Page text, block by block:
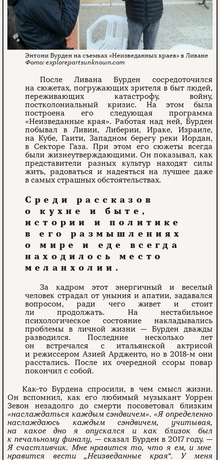
Энтони Бурден на съемках «Неизведанных краев» в Ливане
explorepartsunknown.com
После Ливана Бурден сосредоточился
на сюжетах, погружающих зрителя в быт людей,
переживающих катастрофу, войну,
постколониальный кризис. На этом была
построена его следующая программа
«Неизведанные края». Работая над ней, Бурден
побывал в Ливии, Либерии, Ираке, Израиле,
на Кубе, Гаити, Западном берегу реки Иордан,
в Секторе Газа. При этом его сюжеты всегда
были жизнеутверждающими. Он показывал, как
представители разных культур находят силы
жить, радоваться и надеяться на лучшее даже
в самых страшных обстоятельствах.
Среди рассказов
о кухне и быте,
истории и политике
в его размышлениях
о мире и еде всегда
находилось место
меланхолии.
За кадром этот энергичный и веселый
человек страдал от уныния и апатии, задавался
вопросом, ради чего живет и стоит
ли продолжать. На нестабильное
психологическое состояние накладывались
проблемы в личной жизни — Бурден дважды
разводился. Последние несколько лет
он встречался с итальянской актрисой
и режиссером Азией Ардженто, но в 2018-м они
расстались. После их очередной ссоры повар
покончил с собой.
Как-то Бурдена спросили, в чем смысл жизни.
Он вспомнил, как его любимый музыкант Уоррен
Зевон незадолго до смерти посоветовал близким
«наслаждаться каждым сэндвичем». «Я определенно
наслаждаюсь каждым сэндвичем, учитывая,
на какое дно я опускался и как близок был
к печальному финалу,— сказал Бурден в 2017 году. —
Я счастливчик. Мне нравится то, что я ем, и мне
нравится вести „Неизведанные края“. У меня